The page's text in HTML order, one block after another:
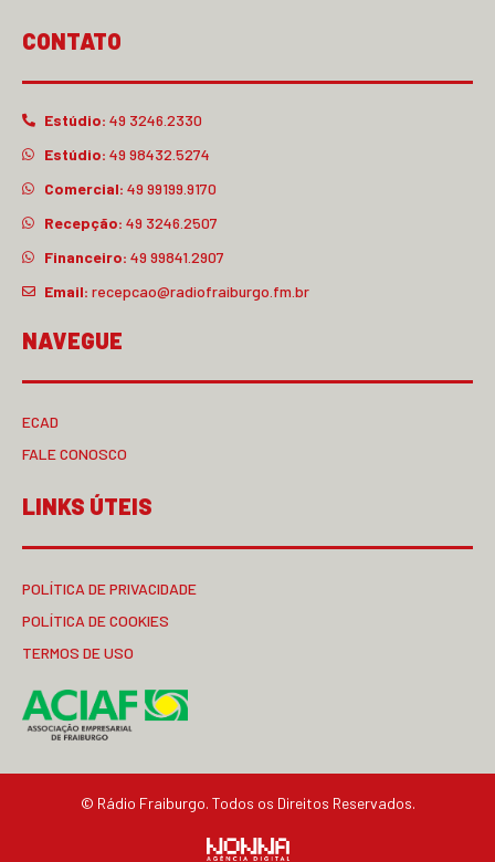
CONTATO
Estúdio: 49 3246.2330
Estúdio: 49 98432.5274
Comercial: 49 99199.9170
Recepção: 49 3246.2507
Financeiro: 49 99841.2907
Email: recepcao@radiofraiburgo.fm.br
NAVEGUE
ECAD
FALE CONOSCO
LINKS ÚTEIS
POLÍTICA DE PRIVACIDADE
POLÍTICA DE COOKIES
TERMOS DE USO
© Rádio Fraiburgo. Todos os Direitos Reservados.